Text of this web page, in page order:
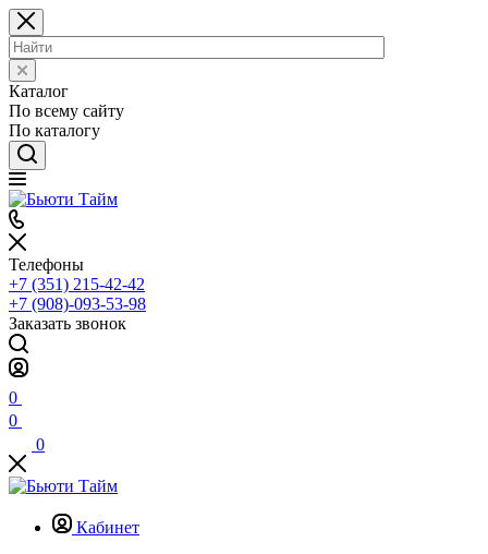
Каталог
По всему сайту
По каталогу
Телефоны
+7 (351) 215-42-42
+7 (908)-093-53-98
Заказать звонок
0
0
0
Кабинет